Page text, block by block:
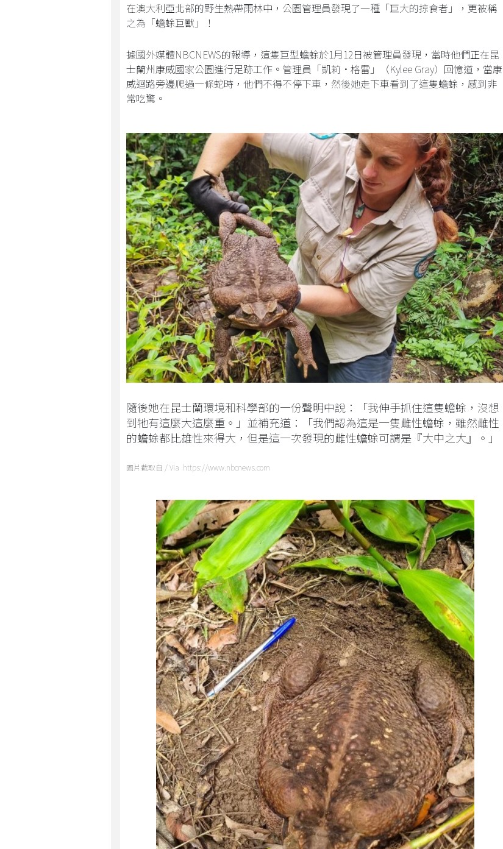
在澳大利亞北部的野生熱帶雨林中，公園管理員發現了一種「巨大的掠食者」，更被稱
之為「蟾蜍巨獸」！
據國外媒體NBCNEWS的報導，這隻巨型蟾蜍於1月12日被管理員發現，當時他們正在昆
士蘭州康威國家公園進行足跡工作。管理員「凱莉·格雷」（Kylee Gray）回憶道，當康
威迴路旁邊爬過一條蛇時，他們不得不停下車，然後她走下車看到了這隻蟾蜍，感到非
常吃驚。
隨後她在昆士蘭環境和科學部的一份聲明中說：「我伸手抓住這隻蟾蜍，沒想
到牠有這麼大這麼重。」並補充道：「我們認為這是一隻雌性蟾蜍，雖然雌性
的蟾蜍都比雄性來得大，但是這一次發現的雌性蟾蜍可謂是『大中之大』。」
圖片截取自 / Via https://www.nbcnews.com